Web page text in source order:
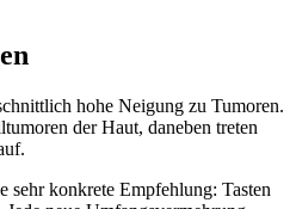
hohe Neigung zu Tumoren.
der Haut, daneben treten
sehr konkrete Empfehlung: Tasten